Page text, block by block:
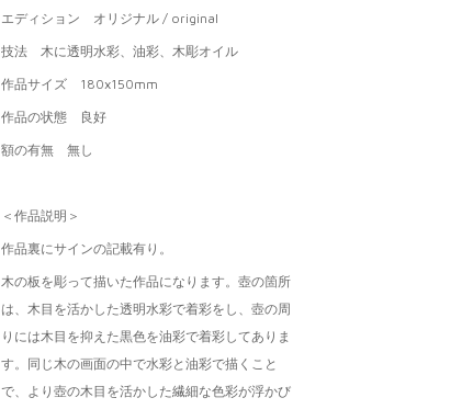
エディション オリジナル / original
技法 木に透明水彩、油彩、木彫オイル
作品サイズ 180x150mm
作品の状態 良好
額の有無 無し
＜作品説明＞
作品裏にサインの記載有り。
木の板を彫って描いた作品になります。壺の箇所
は、木目を活かした透明水彩で着彩をし、壺の周
りには木目を抑えた黒色を油彩で着彩してありま
す。同じ木の画面の中で水彩と油彩で描くこと
で、より壺の木目を活かした繊細な色彩が浮かび